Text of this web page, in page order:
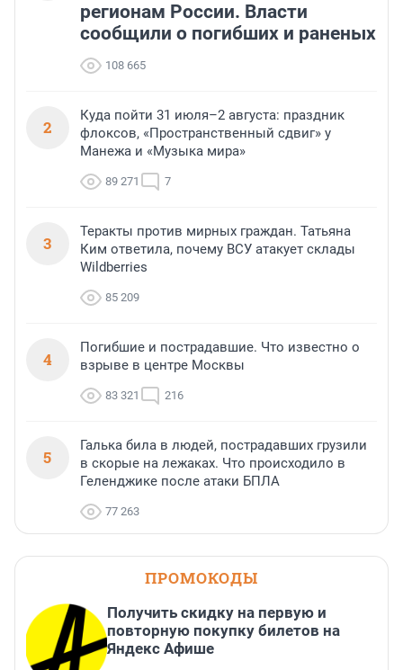
регионам России. Власти
сообщили о погибших и раненых
108 665
2
Куда пойти 31 июля–2 августа: праздник
флоксов, «Пространственный сдвиг» у
Манежа и «Музыка мира»
89 271 7
3
Теракты против мирных граждан. Татьяна
Ким ответила, почему ВСУ атакует склады
Wildberries
85 209
4
Погибшие и пострадавшие. Что известно о
взрыве в центре Москвы
83 321 216
5
Галька била в людей, пострадавших грузили
в скорые на лежаках. Что происходило в
Геленджике после атаки БПЛА
77 263
ПРОМОКОДЫ
Получить скидку на первую и
повторную покупку билетов на
Яндекс Афише